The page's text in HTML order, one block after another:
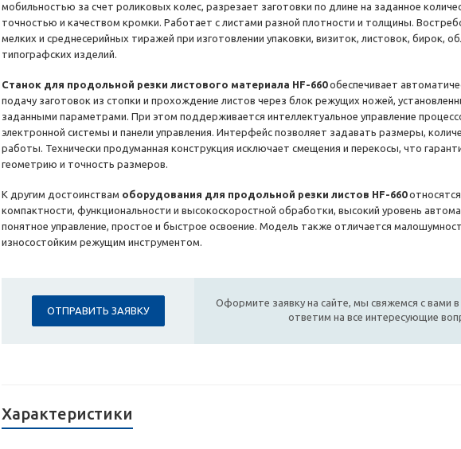
мобильностью за счет роликовых колес, разрезает заготовки по длине на заданное
точностью и качеством кромки. Работает с листами разной плотности и толщины.
мелких и среднесерийных тиражей при изготовлении упаковки, визиток, листовок, бирок,
типографских изделий.
Станок для продольной резки листового материала HF-660обеспечивает
подачу заготовок из стопки и прохождение листов через блок режущих ножей,
заданными параметрами. При этом поддерживается интеллектуальное управление
электронной системы и панели управления. Интерфейс позволяет задавать размеры,
работы. Технически продуманная конструкция исключает смещения и перекосы, что
геометрию и точность размеров.
К другим достоинствам оборудования для продольной резки листов HF-660
компактности, функциональности и высокоскоростной обработки, высокий уровень
понятное управление, простое и быстрое освоение. Модель также отличается
износостойким режущим инструментом.
ОТПРАВИТЬ ЗАЯВКУ
Оформите заявку на сайте, мы свяжемся с вами
ответим на все интересующие
Характеристики